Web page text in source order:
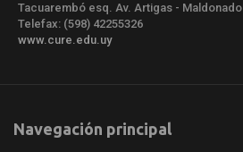
Tacuarembó esq. Av. Artigas - Maldonado
Telefax: (598) 42255326
www.cure.edu.uy
Navegación principal